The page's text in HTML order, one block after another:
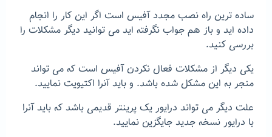
ساده ترین راه نصب مجدد آفیس است اگر این کار را انجام
داده اید و باز هم جواب نگرفته اید می توانید دیگر مشکلات را
بررسی کنید.
یکی دیگر از مشکلات فعال نکردن آفیس است که می تواند
منجر به این مشکل شده باشد. و باید آنرا اکتیویت نمایید.
علت دیگر می تواند درایور یک پرینتر قدیمی باشد که باید آنرا
با درایور نسخه جدید جایگزین نمایید.